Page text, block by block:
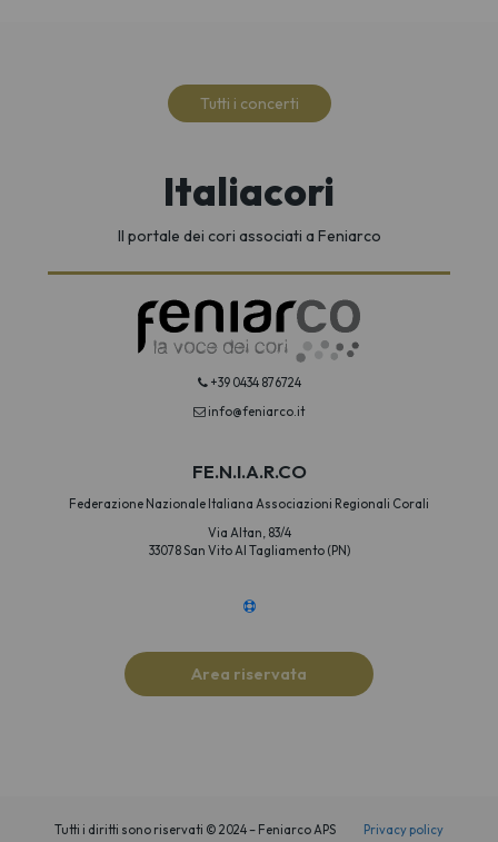
Tutti i concerti
Italiacori
Il portale dei cori associati a Feniarco
+39 0434 876724
info@feniarco.it
FE.N.I.A.R.CO
Federazione Nazionale Italiana Associazioni Regionali Corali
Via Altan, 83/4
33078 San Vito Al Tagliamento (PN)
Area riservata
Tutti i diritti sono riservati © 2024 – Feniarco APS
Privacy policy